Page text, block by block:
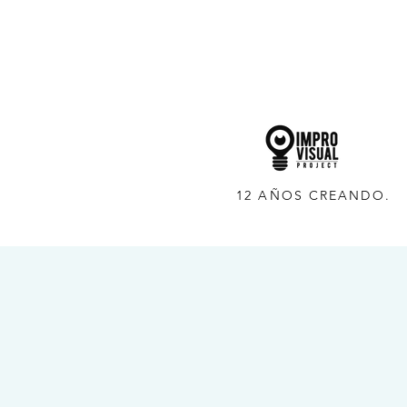
12 AÑOS CREANDO.